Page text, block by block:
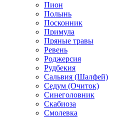
Пион
Полынь
Посконник
Примула
Пряные травы
Ревень
Роджерсия
Рудбекия
Сальвия (Шалфей)
Седум (Очиток)
Синеголовник
Скабиоза
Смолевка